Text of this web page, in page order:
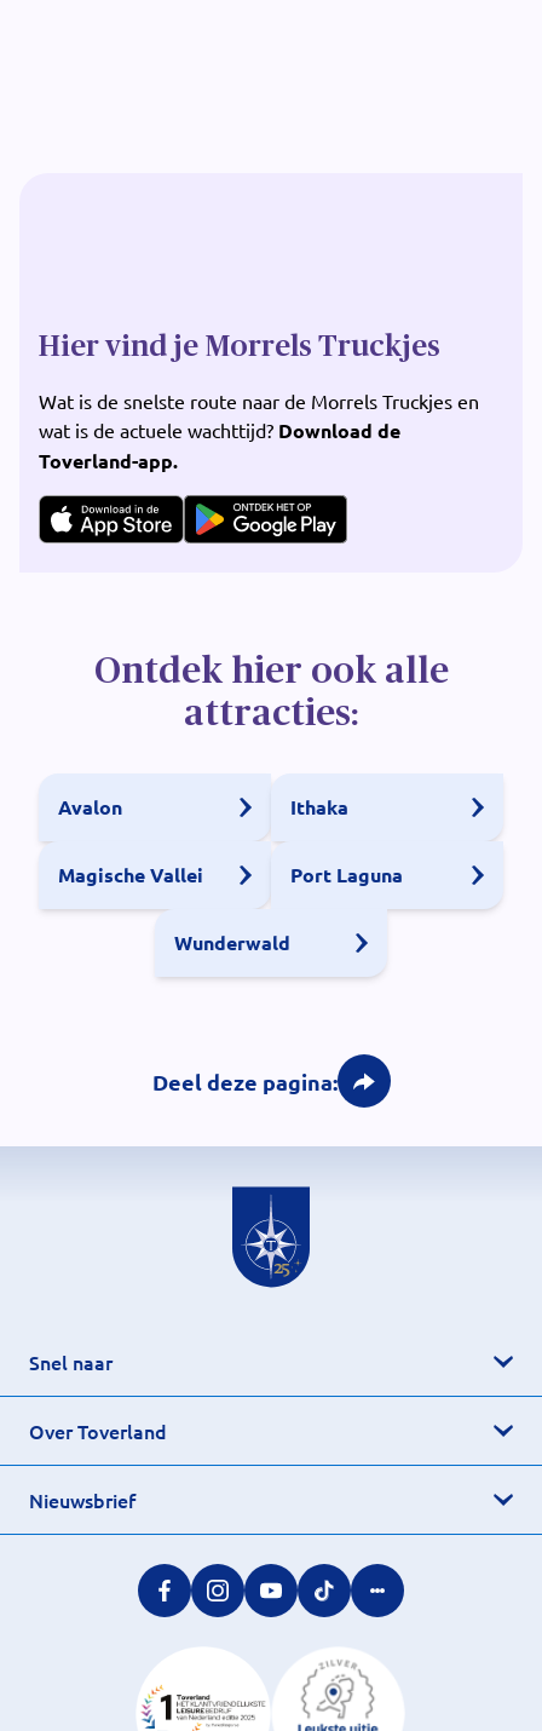
Hier vind je Morrels Truckjes
Wat is de snelste route naar de Morrels Truckjes en
wat is de actuele wachttijd? Download de
Toverland-app.
Ontdek hier ook alle
attracties:
Avalon Ithaka
Magische Vallei Port Laguna
Wunderwald
Deel deze pagina:
Snel naar
Over Toverland
Nieuwsbrief